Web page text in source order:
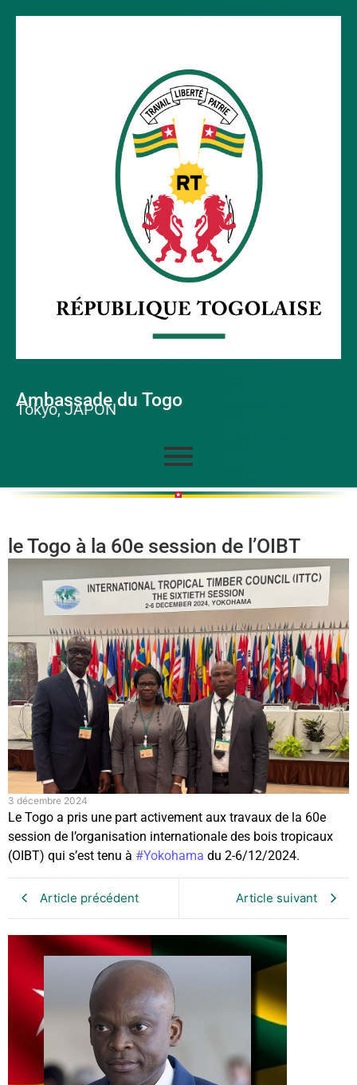
Ambassade du Togo
Tokyo, JAPON
le Togo à la 60e session de l’OIBT
3 décembre 2024
Le Togo a pris une part activement aux travaux de la 60e
session de l’organisation internationale des bois tropicaux
(OIBT) qui s’est tenu à #Yokohama du 2-6/12/2024.
Article précédent Article suivant